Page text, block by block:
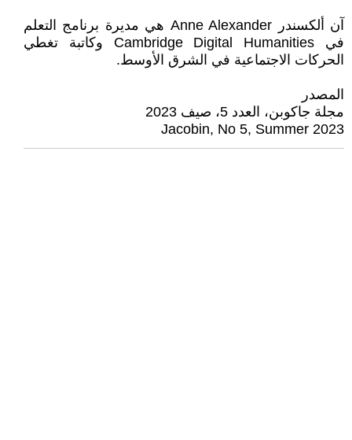
آن ألكسندر Anne Alexander هي مديرة برنامج التعلم
في Cambridge Digital Humanities وكاتبة تغطي
الحركات الاجتماعية في الشرق الأوسط.
المصدر
مجلة جاكوبن، العدد 5، صيف 2023